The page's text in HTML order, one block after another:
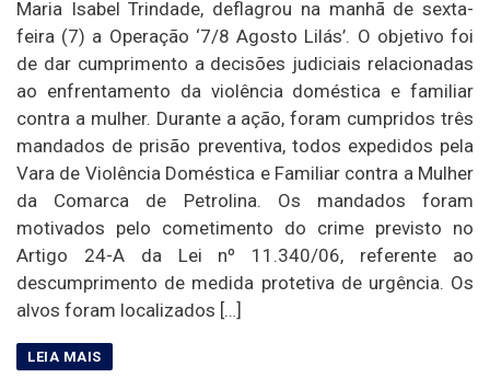
Maria Isabel Trindade, deflagrou na manhã de sexta-
feira (7) a Operação ‘7/8 Agosto Lilás’. O objetivo foi
de dar cumprimento a decisões judiciais relacionadas
ao enfrentamento da violência doméstica e familiar
contra a mulher. Durante a ação, foram cumpridos três
mandados de prisão preventiva, todos expedidos pela
Vara de Violência Doméstica e Familiar contra a Mulher
da Comarca de Petrolina. Os mandados foram
motivados pelo cometimento do crime previsto no
Artigo 24-A da Lei nº 11.340/06, referente ao
descumprimento de medida protetiva de urgência. Os
alvos foram localizados […]